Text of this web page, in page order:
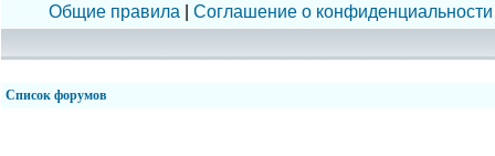
Общие правила | Соглашение о конфиденциальности
Список форумов